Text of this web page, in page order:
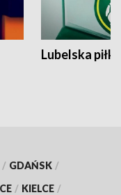
Lubelska piłka
/ GDAŃSK /
/ KIELCE /